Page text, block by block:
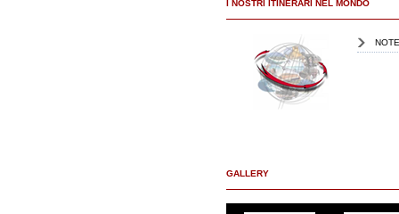
I NOSTRI ITINERARI NEL MONDO
GALLERY